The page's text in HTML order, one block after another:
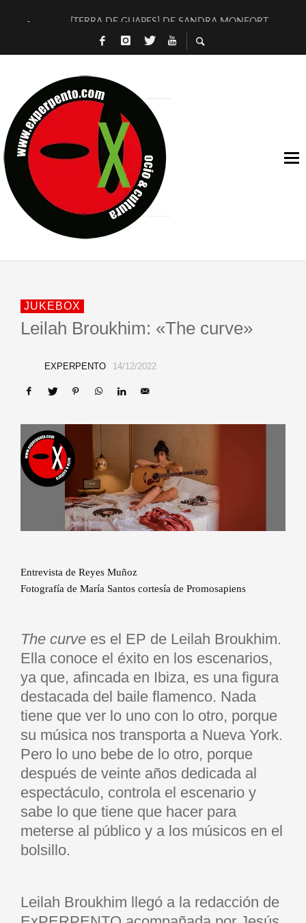
[TERRA DE GUAPES] DE SANDRA MONFORT
[ELECTRA JONDA] DE JUAN GUERRERO ZAMORA
30 AÑOS (NO ES NADA) DE LA KATARSIS DEL TOMATAZO
MILITARES JUDÍAS EN #EXVITA
D’BALDOMEROS REINVENTAN [BITÁCORA 3.0] EN EXVITA
MARSHALL FLASH PRESENTA EN EXVITA [RELATIVA
JOFRE BARDAGÍ EN EXVITA INTERPRETANDO A SERRAT
YORCH PRESENTA [CURSO DE ARMONÍA PERSECUTORIA]
JUKEBOX
Leilah Broukhim: «The curve»
EXPERPENTO 14/12/2022
Entrevista de Reyes Muñoz
Fotografía de María Santos cortesía de Promosapiens
The curve es el EP de Leilah Broukhim.
Ella conoce el éxito en los escenarios,
ya que, afincada en Ibiza, es una figura
destacada del baile flamenco. Nada
tiene que ver lo uno con lo otro, porque
su música nos transporta a Nueva York.
Pero lo uno bebe de lo otro, porque
después de veinte años dedicada al
espectáculo, controla el escenario y
sabe lo que tiene que hacer para
meterse al público y a los músicos en el
bolsillo.
Leilah Broukhim llegó a la redacción de